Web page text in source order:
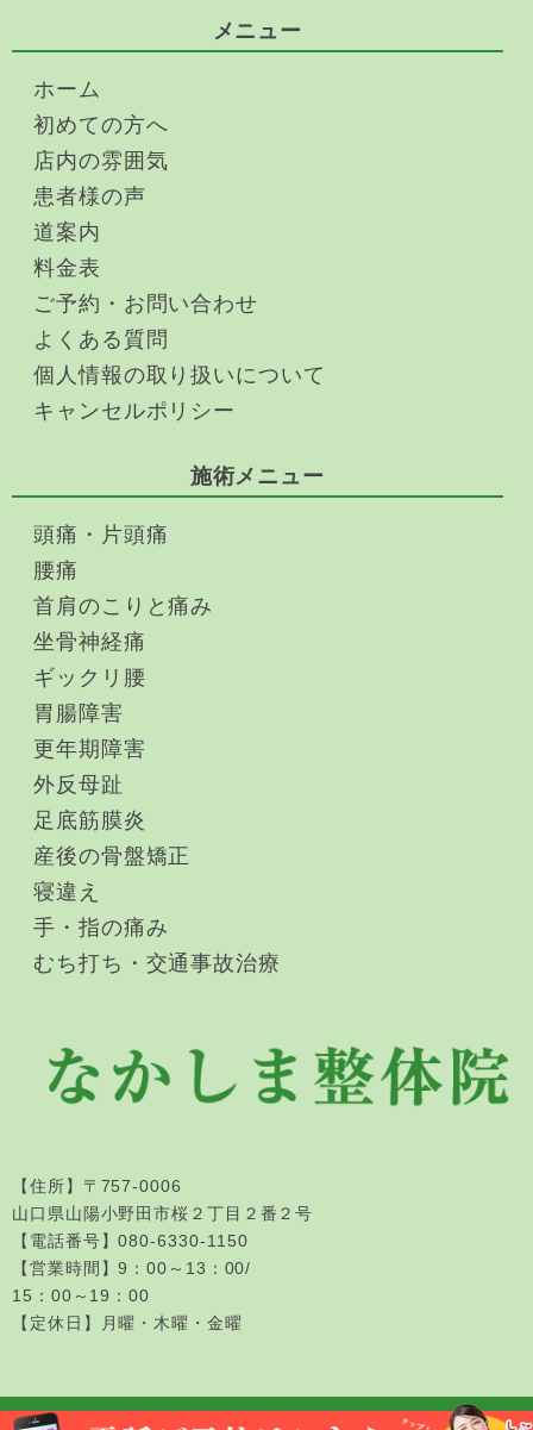
メニュー
ホーム
初めての方へ
店内の雰囲気
患者様の声
道案内
料金表
ご予約・お問い合わせ
よくある質問
個人情報の取り扱いについて
キャンセルポリシー
施術メニュー
頭痛・片頭痛
腰痛
首肩のこりと痛み
坐骨神経痛
ギックリ腰
胃腸障害
更年期障害
外反母趾
足底筋膜炎
産後の骨盤矯正
寝違え
手・指の痛み
むち打ち・交通事故治療
【住所】 〒757-0006
山口県山陽小野田市桜２丁目２番２号
【電話番号】080-6330-1150
【営業時間】9：00～13：00/
15：00～19：00
【定休日】月曜・木曜・金曜